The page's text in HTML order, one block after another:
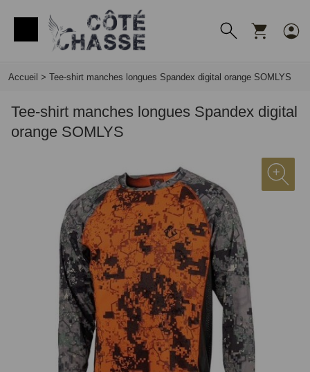
Accueil > Tee-shirt manches longues Spandex digital orange SOMLYS
Tee-shirt manches longues Spandex digital
orange SOMLYS